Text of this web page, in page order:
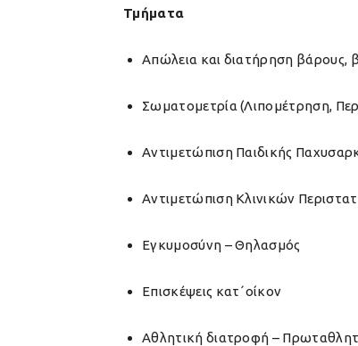
Τμήματα
Απώλεια και διατήρηση βάρους,
Σωματομετρία (Λιπομέτρηση,
Αντιμετώπιση Παιδικής
Αντιμετώπιση Κλινικών
Εγκυμοσύνη – Θηλασμός
Επισκέψεις κατ΄οίκον
Αθλητική διατροφή –